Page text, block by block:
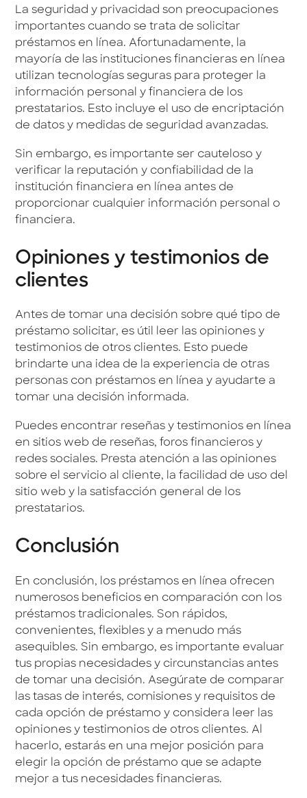
La seguridad y privacidad son preocupaciones
importantes cuando se trata de solicitar
préstamos en línea. Afortunadamente, la
mayoría de las instituciones financieras en línea
utilizan tecnologías seguras para proteger la
información personal y financiera de los
prestatarios. Esto incluye el uso de encriptación
de datos y medidas de seguridad avanzadas.
Sin embargo, es importante ser cauteloso y
verificar la reputación y confiabilidad de la
institución financiera en línea antes de
proporcionar cualquier información personal o
financiera.
Opiniones y testimonios de
clientes
Antes de tomar una decisión sobre qué tipo de
préstamo solicitar, es útil leer las opiniones y
testimonios de otros clientes. Esto puede
brindarte una idea de la experiencia de otras
personas con préstamos en línea y ayudarte a
tomar una decisión informada.
Puedes encontrar reseñas y testimonios en línea
en sitios web de reseñas, foros financieros y
redes sociales. Presta atención a las opiniones
sobre el servicio al cliente, la facilidad de uso del
sitio web y la satisfacción general de los
prestatarios.
Conclusión
En conclusión, los préstamos en línea ofrecen
numerosos beneficios en comparación con los
préstamos tradicionales. Son rápidos,
convenientes, flexibles y a menudo más
asequibles. Sin embargo, es importante evaluar
tus propias necesidades y circunstancias antes
de tomar una decisión. Asegúrate de comparar
las tasas de interés, comisiones y requisitos de
cada opción de préstamo y considera leer las
opiniones y testimonios de otros clientes. Al
hacerlo, estarás en una mejor posición para
elegir la opción de préstamo que se adapte
mejor a tus necesidades financieras.